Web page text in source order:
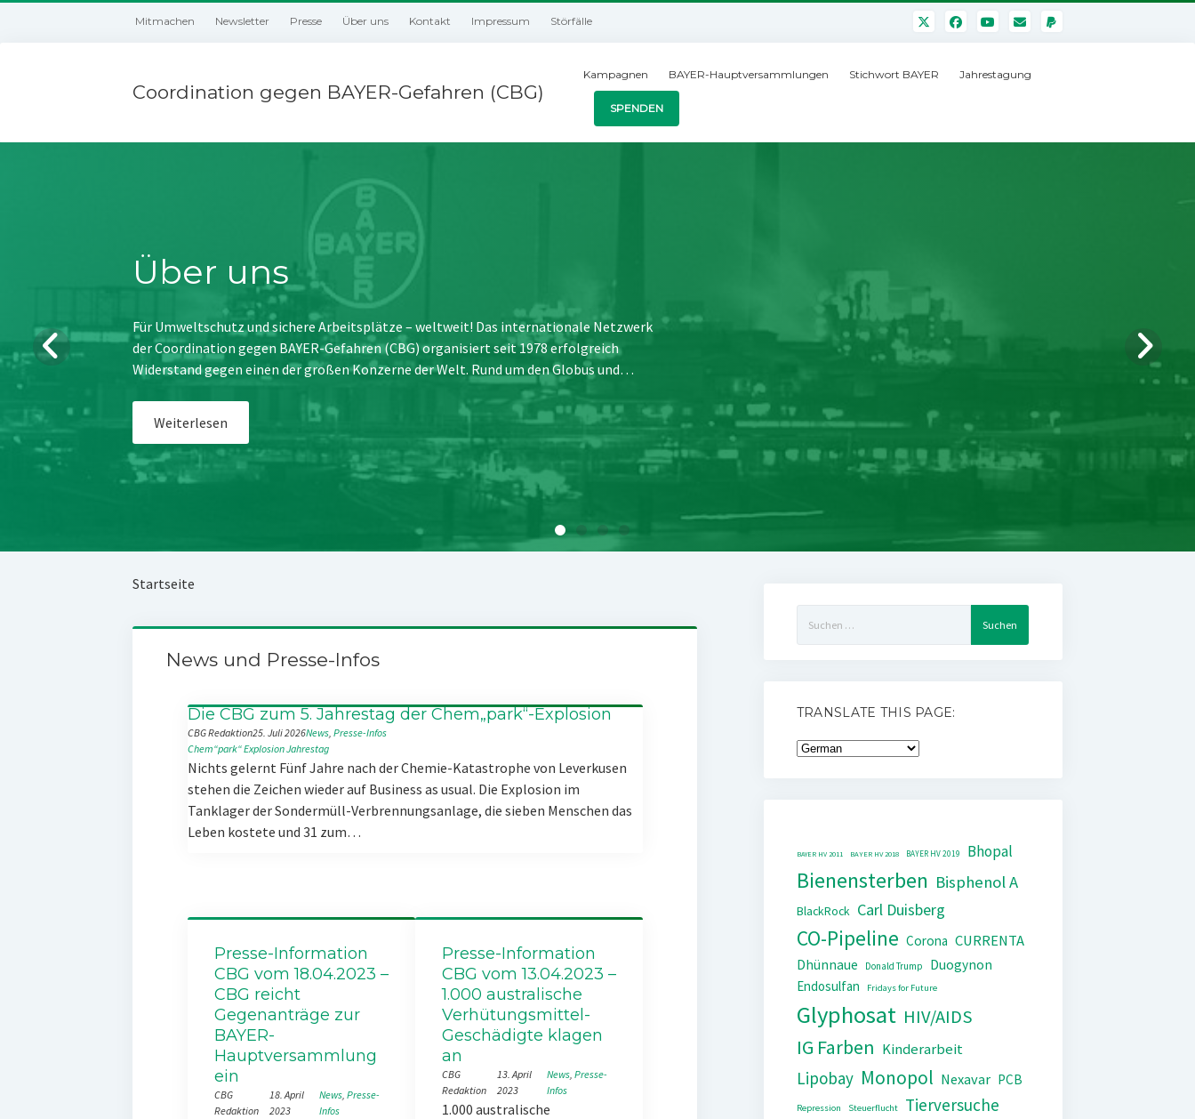
Mitmachen Newsletter Presse Über uns Kontakt Impressum Störfälle
Coordination gegen BAYER-Gefahren (CBG)
Kampagnen BAYER-Hauptversammlungen Stichwort BAYER Jahrestagung
SPENDEN
Über uns
Für Umweltschutz und sichere Arbeitsplätze – weltweit! Das internationale Netzwerk
der Coordination gegen BAYER-Gefahren (CBG) organisiert seit 1978 erfolgreich
Widerstand gegen einen der großen Konzerne der Welt. Rund um den Globus und…
Weiterlesen
Startseite
News und Presse-Infos
Die CBG zum 5. Jahrestag der Chem„park“-Explosion
CBG Redaktion25. Juli 2026News, Presse-Infos
Chem“park“ExplosionJahrestag
Nichts gelernt Fünf Jahre nach der Chemie-Katastrophe von Leverkusen
stehen die Zeichen wieder auf Business as usual. Die Explosion im
Tanklager der Sondermüll-Verbrennungsanlage, die sieben Menschen das
Leben kostete und 31 zum…
Presse-Information
CBG vom 18.04.2023 –
CBG reicht
Gegenanträge zur
BAYER-
Hauptversammlung
ein
CBG
Redaktion
18. April
2023
News, Presse-
Infos
Presse-Information
CBG vom 13.04.2023 –
1.000 australische
Verhütungsmittel-
Geschädigte klagen
an
CBG
Redaktion
13. April
2023
News, Presse-
Infos
1.000 australische
nach:
TRANSLATE THIS PAGE:
BAYER HV 2011 BAYER HV 2018 BAYER HV 2019 Bhopal
Bienensterben Bisphenol A
BlackRock Carl Duisberg
CO-Pipeline Corona CURRENTA
Dhünnaue Donald Trump
Duogynon
Endosulfan
Fridays for Future
Glyphosat HIV/AIDS
IG Farben Kinderarbeit
Lipobay Monopol Nexavar PCB
Repression Steuerflucht Tierversuche